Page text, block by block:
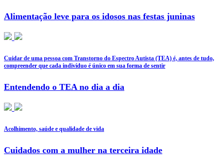
Alimentação leve para os idosos nas festas juninas
Cuidar de uma pessoa com Transtorno do Espectro Autista (TEA) é, antes de tudo,
compreender que cada indivíduo é único em sua forma de sentir
Entendendo o TEA no dia a dia
Acolhimento, saúde e qualidade de vida
Cuidados com a mulher na terceira idade